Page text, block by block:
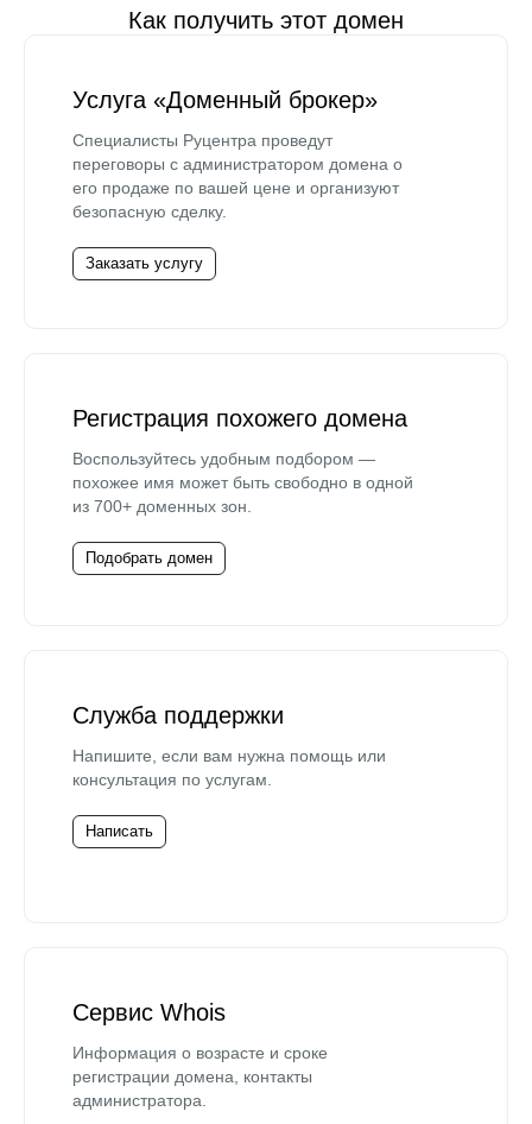
Как получить этот домен
Услуга «Доменный брокер»
Специалисты Руцентра проведут
переговоры с администратором домена о
его продаже по вашей цене и организуют
безопасную сделку.
Заказать услугу
Регистрация похожего домена
Воспользуйтесь удобным подбором —
похожее имя может быть свободно в одной
из 700+ доменных зон.
Подобрать домен
Служба поддержки
Напишите, если вам нужна помощь или
консультация по услугам.
Написать
Сервис Whois
Информация о возрасте и сроке
регистрации домена, контакты
администратора.